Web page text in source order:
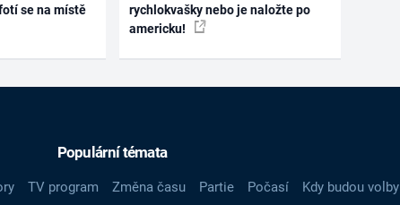
se na místě
rychlokvašky nebo je naložte po
americku!
Populární témata
TV program Změna času Partie Počasí Kdy budou volby